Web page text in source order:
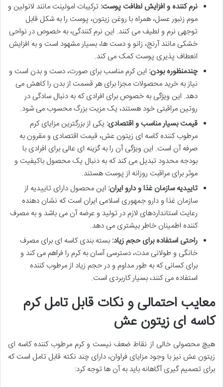
نرم کننده و افزایش لطافت پوست: ترکیبات امولینت مانند لانولین و
موم زنبور عسل، همراه با روغن زیتون، پوست را به شکل قابل
توجهی نرم و لطیف می کنند. این نرم کنندگی، به خصوص در نواحی
خشکی مانند آرنج، زانو و دست ها، بسیار مشهود است و به افزایش
انعطاف پذیری پوست کمک می کند.
چندمنظوره بودن: این کرم مناسب برای صورت، دست و بدن است و
نیاز به خرید محصولات مجزا برای هر قسمت از بدن را کاهش می
دهد. این ویژگی به خصوص برای افرادی که به دنبال سادگی در
روتین مراقبتی خود هستند، یک مزیت بزرگ محسوب می شود.
قیمت بسیار مناسب و اقتصادی: یکی از بزرگترین مزایای کرم
مرطوب کننده کاسه ای زیتون عش، قیمت اقتصادی و مقرون به
صرفه آن است. این ویژگی آن را به گزینه ای عالی برای افرادی با
بودجه محدود تبدیل می کند که به دنبال یک محصول باکیفیت و
موثر برای مراقبت روزانه از پوست هستند.
تاییدیه سازمان غذا و دارو ایران: این محصول دارای تاییدیه از
سازمان غذا و دارو جمهوری اسلامی ایران است که نشان دهنده
رعایت استانداردهای لازم در تولید و عرضه آن می باشد و به مصرف
کننده اطمینان خاطر بیشتری می دهد.
راحتی استفاده برای حجم زیاد: بسته بندی کاسه ای برای مصرف
خانگی و طولانی مدت، دسترسی آسان به کرم را فراهم می کند و
برای کسانی که به طور مداوم و در حجم زیاد از مرطوب کننده
استفاده می کنند، بسیار کاربردی است.
معایب احتمالی و نکات قابل تامل کرم
کاسه ای زیتون عش
هیچ محصولی خالی از نقاط ضعف نیست و کرم مرطوب کننده کاسه ای
زیتون عش نیز با وجود مزایای فراوان، دارای چند نکته قابل تامل است که
برای تصمیم گیری آگاهانه باید به آن ها توجه کرد: